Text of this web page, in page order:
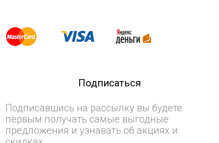
Подписаться
Подписавшись на рассылку вы будете
первым получать самые выгодные
предложения и узнавать об акциях и